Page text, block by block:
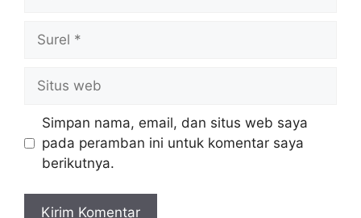
web
Simpan nama, email, dan situs web saya
pada peramban ini untuk komentar saya
berikutnya.